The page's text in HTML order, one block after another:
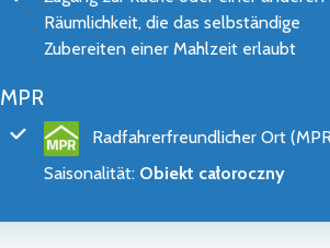
Räumlichkeit, die das selbständige
Zubereiten einer Mahlzeit erlaubt
MPR
Radfahrerfreundlicher Ort
Saisonalität: Obiekt całoroczny